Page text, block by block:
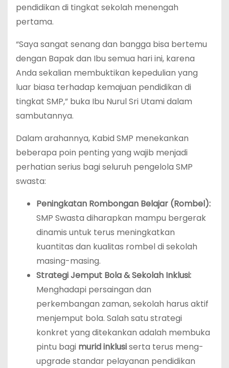
pendidikan di tingkat sekolah menengah
pertama.
“Saya sangat senang dan bangga bisa bertemu
dengan Bapak dan Ibu semua hari ini, karena
Anda sekalian membuktikan kepedulian yang
luar biasa terhadap kemajuan pendidikan di
tingkat SMP,” buka Ibu Nurul Sri Utami dalam
sambutannya.
Dalam arahannya, Kabid SMP menekankan
beberapa poin penting yang wajib menjadi
perhatian serius bagi seluruh pengelola SMP
swasta:
Peningkatan Rombongan Belajar (Rombel):
SMP Swasta diharapkan mampu bergerak
dinamis untuk terus meningkatkan
kuantitas dan kualitas rombel di sekolah
masing-masing.
Strategi Jemput Bola & Sekolah Inklusi:
Menghadapi persaingan dan
perkembangan zaman, sekolah harus aktif
menjemput bola. Salah satu strategi
konkret yang ditekankan adalah membuka
pintu bagi murid inklusiserta terus meng-
upgrade standar pelayanan pendidikan